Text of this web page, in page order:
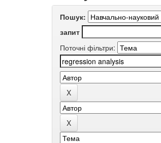
Пошук:
запит
Поточні фільтри: